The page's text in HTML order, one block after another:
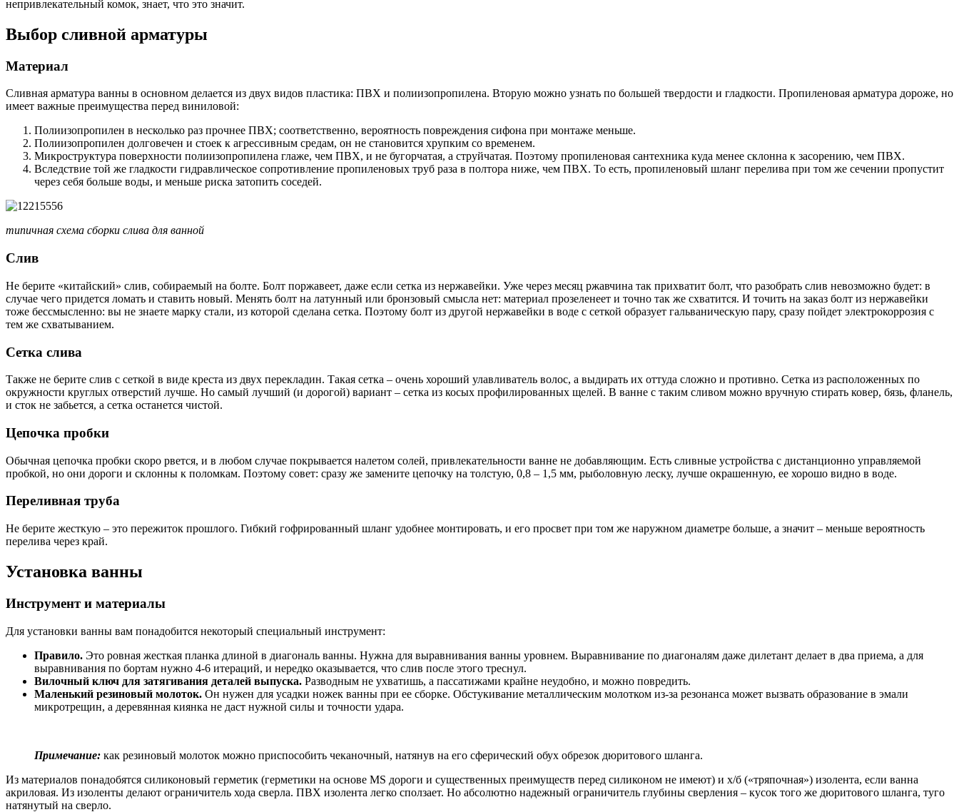
непривлекательный комок, знает, что это значит.
Выбор сливной арматуры
Материал
Сливная арматура ванны в основном делается из двух видов пластика: ПВХ и полиизопропилена. Вторую можно узнать по большей твердости и гладкости. Пропиленовая арматура дороже, но
имеет важные преимущества перед виниловой:
Полиизопропилен в несколько раз прочнее ПВХ; соответственно, вероятность повреждения сифона при монтаже меньше.
Полиизопропилен долговечен и стоек к агрессивным средам, он не становится хрупким со временем.
Микроструктура поверхности полиизопропилена глаже, чем ПВХ, и не бугорчатая, а струйчатая. Поэтому пропиленовая сантехника куда менее склонна к засорению, чем ПВХ.
Вследствие той же гладкости гидравлическое сопротивление пропиленовых труб раза в полтора ниже, чем ПВХ. То есть, пропиленовый шланг перелива при том же сечении пропустит
через себя больше воды, и меньше риска затопить соседей.
типичная схема сборки слива для ванной
Слив
Не берите «китайский» слив, собираемый на болте. Болт поржавеет, даже если сетка из нержавейки. Уже через месяц ржавчина так прихватит болт, что разобрать слив невозможно будет: в
случае чего придется ломать и ставить новый. Менять болт на латунный или бронзовый смысла нет: материал прозеленеет и точно так же схватится. И точить на заказ болт из нержавейки
тоже бессмысленно: вы не знаете марку стали, из которой сделана сетка. Поэтому болт из другой нержавейки в воде с сеткой образует гальваническую пару, сразу пойдет электрокоррозия с
тем же схватыванием.
Сетка слива
Также не берите слив с сеткой в виде креста из двух перекладин. Такая сетка – очень хороший улавливатель волос, а выдирать их оттуда сложно и противно. Сетка из расположенных по
окружности круглых отверстий лучше. Но самый лучший (и дорогой) вариант – сетка из косых профилированных щелей. В ванне с таким сливом можно вручную стирать ковер, бязь, фланель,
и сток не забьется, а сетка останется чистой.
Цепочка пробки
Обычная цепочка пробки скоро рвется, и в любом случае покрывается налетом солей, привлекательности ванне не добавляющим. Есть сливные устройства с дистанционно управляемой
пробкой, но они дороги и склонны к поломкам. Поэтому совет: сразу же замените цепочку на толстую, 0,8 – 1,5 мм, рыболовную леску, лучше окрашенную, ее хорошо видно в воде.
Переливная труба
Не берите жесткую – это пережиток прошлого. Гибкий гофрированный шланг удобнее монтировать, и его просвет при том же наружном диаметре больше, а значит – меньше вероятность
перелива через край.
Установка ванны
Инструмент и материалы
Для установки ванны вам понадобится некоторый специальный инструмент:
Правило. Это ровная жесткая планка длиной в диагональ ванны. Нужна для выравнивания ванны уровнем. Выравнивание по диагоналям даже дилетант делает в два приема, а для
выравнивания по бортам нужно 4-6 итераций, и нередко оказывается, что слив после этого треснул.
Вилочный ключ для затягивания деталей выпуска. Разводным не ухватишь, а пассатижами крайне неудобно, и можно повредить.
Маленький резиновый молоток. Он нужен для усадки ножек ванны при ее сборке. Обстукивание металлическим молотком из-за резонанса может вызвать образование в эмали
микротрещин, а деревянная киянка не даст нужной силы и точности удара.
Примечание: как резиновый молоток можно приспособить чеканочный, натянув на его сферический обух обрезок дюритового шланга.
Из материалов понадобятся силиконовый герметик (герметики на основе MS дороги и существенных преимуществ перед силиконом не имеют) и х/б («тряпочная») изолента, если ванна
акриловая. Из изоленты делают ограничитель хода сверла. ПВХ изолента легко сползает. Но абсолютно надежный ограничитель глубины сверления – кусок того же дюритового шланга, туго
натянутый на сверло.